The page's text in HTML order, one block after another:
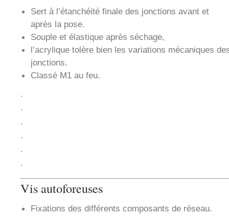
Sert à l’étanchéité finale des jonctions avant et
après la pose.
Souple et élastique après séchage,
l’acrylique tolère bien les variations mécaniques
jonctions.
Classé M1 au feu.
.
.
.
.
.
.
Vis autoforeuses
Fixations des différents composants de réseau.